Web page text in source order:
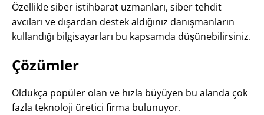
Özellikle siber istihbarat uzmanları, siber tehdit
avcıları ve dışardan destek aldığınız danışmanların
kullandığı bilgisayarları bu kapsamda düşünebilirsiniz.
Çözümler
Oldukça popüler olan ve hızla büyüyen bu alanda çok
fazla teknoloji üretici firma bulunuyor.